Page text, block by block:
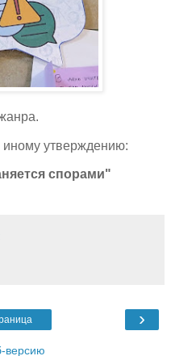
утверждению:
спорами"
›
версию